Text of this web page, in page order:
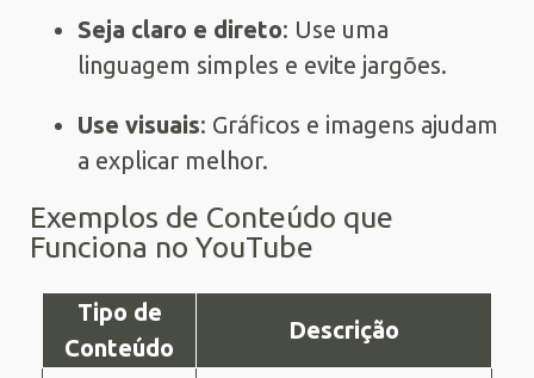
Seja claro e direto: Use uma
linguagem simples e evite jargões.
Use visuais: Gráficos e imagens ajudam
a explicar melhor.
Exemplos de Conteúdo que
Funciona no YouTube
Tipo de
Conteúdo
Descrição